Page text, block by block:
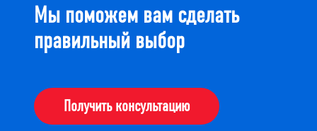
Мы поможем вам сделать
правильный выбор
Получить консультацию